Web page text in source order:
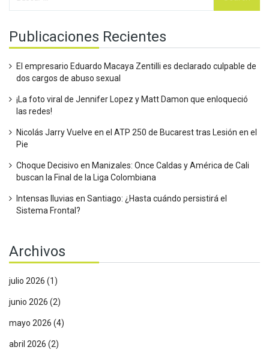
Publicaciones Recientes
El empresario Eduardo Macaya Zentilli es declarado culpable de
dos cargos de abuso sexual
¡La foto viral de Jennifer Lopez y Matt Damon que enloqueció
las redes!
Nicolás Jarry Vuelve en el ATP 250 de Bucarest tras Lesión en el
Pie
Choque Decisivo en Manizales: Once Caldas y América de Cali
buscan la Final de la Liga Colombiana
Intensas lluvias en Santiago: ¿Hasta cuándo persistirá el
Sistema Frontal?
Archivos
julio 2026 (1)
junio 2026 (2)
mayo 2026 (4)
abril 2026 (2)